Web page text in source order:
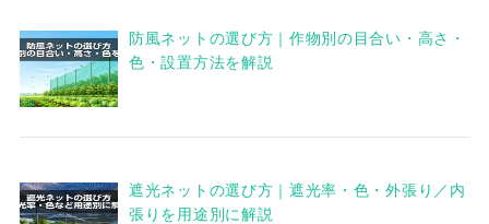
防風ネットの選び方｜作物別の目合い・高さ・
色・設置方法を解説
遮光ネットの選び方｜遮光率・色・外張り／内
張りを用途別に解説